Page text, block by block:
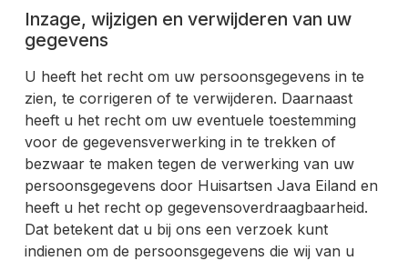
Inzage, wijzigen en verwijderen van uw
gegevens
U heeft het recht om uw persoonsgegevens in te
zien, te corrigeren of te verwijderen. Daarnaast
heeft u het recht om uw eventuele toestemming
voor de gegevensverwerking in te trekken of
bezwaar te maken tegen de verwerking van uw
persoonsgegevens door Huisartsen Java Eiland en
heeft u het recht op gegevensoverdraagbaarheid.
Dat betekent dat u bij ons een verzoek kunt
indienen om de persoonsgegevens die wij van u